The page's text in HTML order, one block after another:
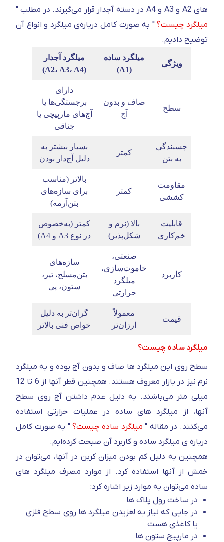
های A2 و A3 و A4 در دسته آجدار قرار می‌گیرند. در مطلب "
میلگرد چیست؟" به صورت کامل درباره‌ی میلگرد و انواع آن
توضیح دادیم.
ویژگی
میلگرد ساده
(A1)
میلگرد آجدار
(A2، A3، A4)
سطح
صاف و بدون
آج
دارای
برجستگی‌ها یا
آج‌های مارپیچی یا
جناقی
چسبندگی
به بتن
کمتر
بسیار بیشتر به
دلیل آج‌دار بودن
مقاومت
کششی
کمتر
بالاتر (مناسب
برای سازه‌های
بتن‌آرمه)
قابلیت
خم‌کاری
بالا (نرم و
شکل‌پذیر)
کمتر (به‌خصوص
در نوع A3 و A4)
کاربرد
صنعتی،
خاموت‌سازی،
میلگرد
حرارتی
سازه‌های
بتن‌مسلح، تیر،
ستون، پی
قیمت
معمولاً
ارزان‌تر
گران‌تر به دلیل
خواص فنی بالاتر
میلگرد ساده چیست؟
سطح روی این میلگرد ها صاف و بدون آج بوده و به میلگرد
نرم نیز در بازار معروف هستند. همچنین قطر آنها از 6 تا 12
میلی متر می‌باشند. به دلیل عدم داشتن آج روی سطح
آنها، از میلگرد های ساده در عملیات حرارتی استفاده
می‌کنند. در مقاله " میلگرد ساده چیست؟" به صورت کامل
درباره ی میلگرد ساده و کاربرد آن صبحت کرده‌ایم.
همچنین به دلیل کم بودن میزان کربن در آنها، می‌توان در
خمش از آنها استفاده کرد. از موارد مصرف میلگرد های
ساده می‌توان به موارد زیر اشاره کرد:
در ساخت رول پلاک ها
در جایی که نیاز به لغزیدن میلگرد ها روی سطح فلزی
یا کاغذی هست
در مارپیچ ستون ها